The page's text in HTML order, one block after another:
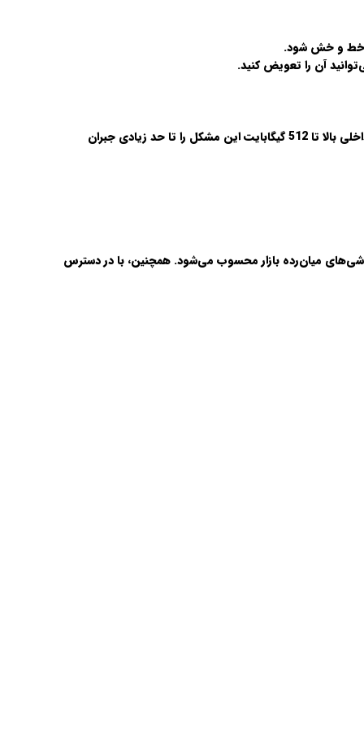
خط و خش شود.
آن را تعویض کنید.
Redmi note 13 pro plus فاقد درگاه کارت حافظه microSD است که ممکن است برای برخی کاربران محدودکننده باشد. با این حال، حافظه داخلی بالا تا 512 گیگابایت این مشکل را تا حد زیادی جبران
میان‌رده بازار محسوب می‌شود. همچنین، با در دسترس